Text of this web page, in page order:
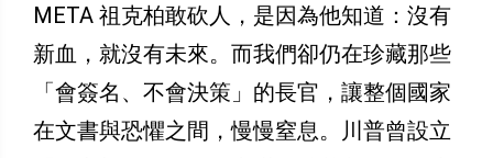
META 祖克柏敢砍人，是因為他知道：沒有
新血，就沒有未來。而我們卻仍在珍藏那些
「會簽名、不會決策」的長官，讓整個國家
在文書與恐懼之間，慢慢窒息。川普曾設立